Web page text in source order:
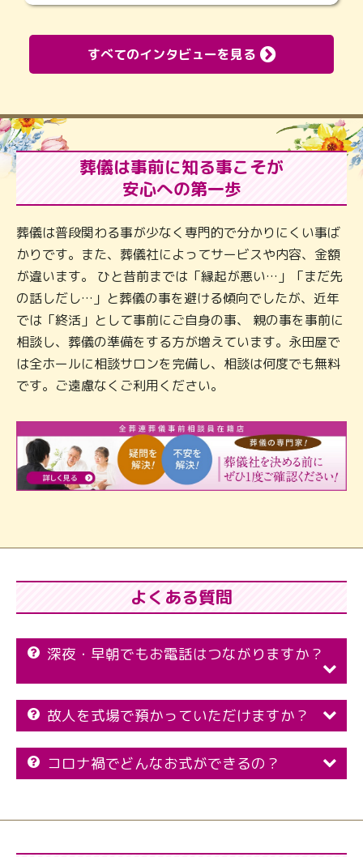
すべてのインタビューを見る
葬儀は事前に知る事こそが
安心への第一歩
葬儀は普段関わる事が少なく専門的で分かりにくい事ば
かりです。また、葬儀社によってサービスや内容、金額
が違います。 ひと昔前までは「縁起が悪い…」「まだ先
の話しだし…」と葬儀の事を避ける傾向でしたが、近年
では「終活」として事前にご自身の事、 親の事を事前に
相談し、葬儀の準備をする方が増えています。永田屋で
は全ホールに相談サロンを完備し、相談は何度でも無料
です。ご遠慮なくご利用ください。
よくある質問
深夜・早朝でもお電話はつながりますか？
故人を式場で預かっていただけますか？
コロナ禍でどんなお式ができるの？